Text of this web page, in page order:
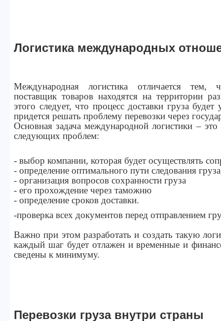
Логистика международных
Международная логистика отличается тем,
поставщик товаров находятся на территории
этого следует, что процесс доставки груза будет
придется решать проблему перевозки через
Основная задача международной логистики – это
следующих проблем:
- выбор компании, которая будет осуществлять
- определение оптимального пути следования груза
- организация вопросов сохранности груза
- его прохождение через таможню
- определение сроков доставки.
-проверка всех документов перед отправлением
Важно при этом разработать и создать такую
каждый шаг будет отлажен и временные и
сведены к минимуму.
Перевозки груза внутри страны